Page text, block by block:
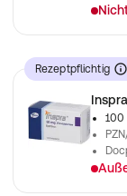
Rezeptpflichtig
100